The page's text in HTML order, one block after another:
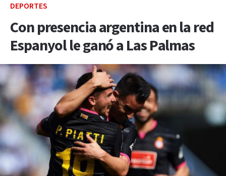
DEPORTES
Con presencia argentina en la red
Espanyol le ganó a Las Palmas